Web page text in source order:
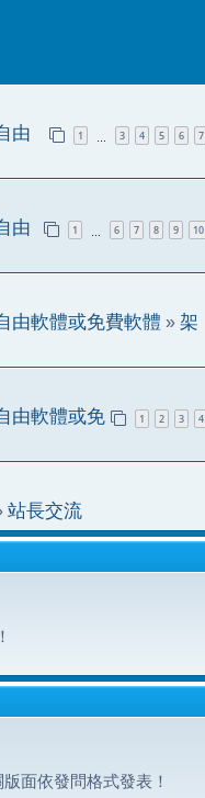
1 3 4 5 6 7
由
1 6 7 8 9 10
由
由軟體或免費軟體 » 架
1 2 3 4
由軟體或免
站長交流
面依發問格式發表！